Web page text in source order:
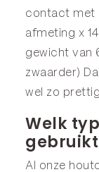
contact met
afmeting x
gewicht van
zwaarder)
wel zo
Welk
Al onze